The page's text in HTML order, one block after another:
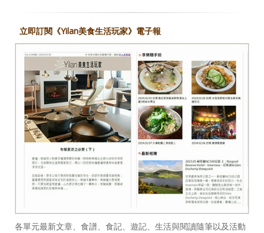
立即訂閱《Yilan美食生活玩家》電子報
各單元最新文章、食譜、食記、遊記、生活與閱讀隨筆以及活動